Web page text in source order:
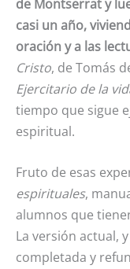
de Montserrat y
casi un año,
oración y a las
Cristo, de Tomás
Ejercitario de la
tiempo que sigue
espiritual.
Fruto de esas
espirituales,
alumnos que
La versión actual,
completada y